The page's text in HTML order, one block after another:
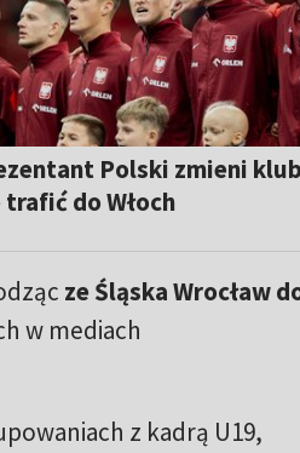
Polski zmieni
trafić do Włoch
ze Śląska Wrocław
w mediach
z kadrą U19,